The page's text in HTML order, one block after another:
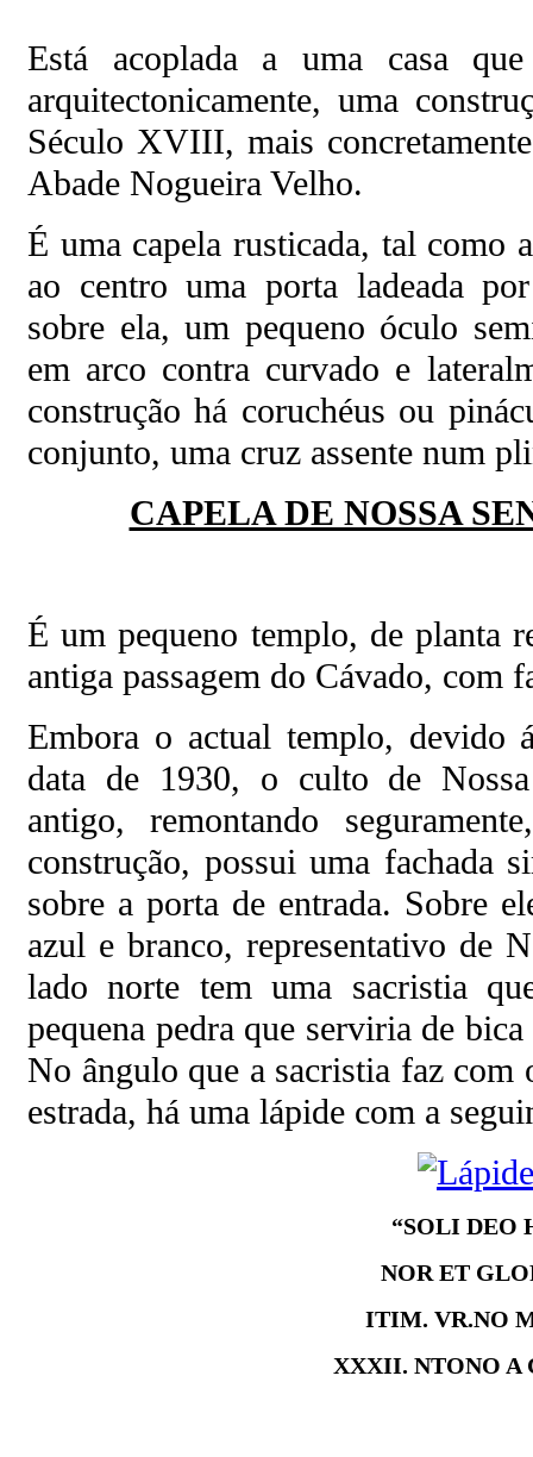
Está acoplada a uma casa
arquitectonicamente, uma
Século XVIII, mais
Abade Nogueira Velho.
É uma capela rusticada, tal como
ao centro uma porta ladeada
sobre ela, um pequeno óculo
em arco contra curvado e
construção há coruchéus ou
conjunto, uma cruz assente num
CAPELA DE NOSSA
É um pequeno templo, de planta
antiga passagem do Cávado, com
Embora o actual templo, devido
data de 1930, o culto de
antigo, remontando
construção, possui uma fachada
sobre a porta de entrada. Sobre
azul e branco, representativo de
lado norte tem uma sacristia
pequena pedra que serviria de
No ângulo que a sacristia faz com
estrada, há uma lápide com a
“SOLI DEO
NOR ET
ITIM. VR.NO
XXXII. NTONO A